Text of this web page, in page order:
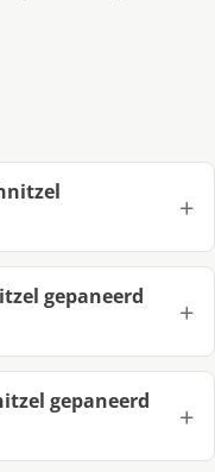
gepaneerd
gepaneerd